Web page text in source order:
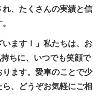
、たくさんの実績と信
います！」私たちは、お
ちに、いつでも笑顔で
ます。愛車のことで少
、どうぞお気軽にご相